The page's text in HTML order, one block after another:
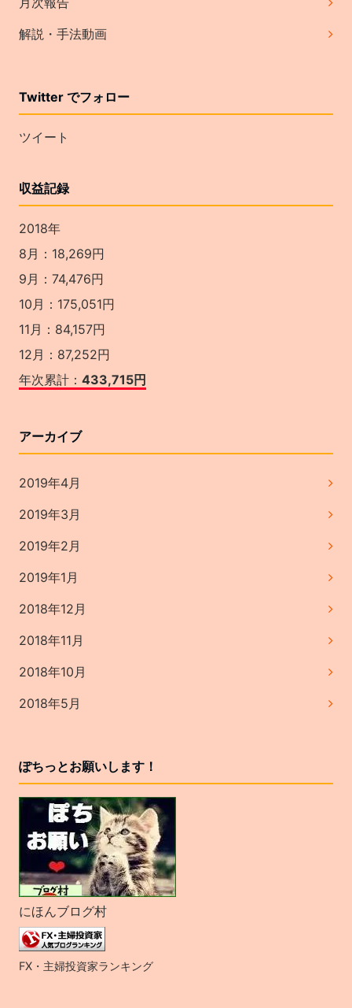
解説・手法動画
Twitter でフォロー
ツイート
収益記録
2018年
8月：18,269円
9月：74,476円
10月：175,051円
11月：84,157円
12月：87,252円
年次累計： 433,715円
アーカイブ
2019年4月
2019年3月
2019年2月
2019年1月
2018年12月
2018年11月
2018年10月
2018年5月
ぽちっとお願いします！
にほんブログ村
FX・主婦投資家ランキング